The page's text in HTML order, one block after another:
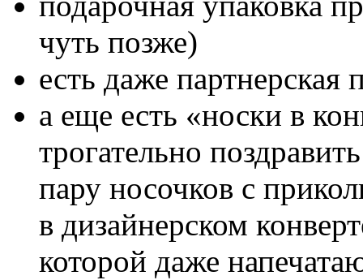
чуть позже)
есть даже партнерская
а еще есть «носки в
трогательно
пару носочков с
в дизайнерском
которой даже